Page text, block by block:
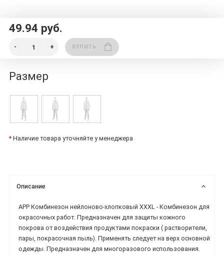
49.94 руб.
КУПИТЬ
Размер
* Наличие товара уточняйте у менеджера
Описание
APP Комбинезон нейлоново-хлопковый XXXL - Комбинезон для
окрасочных работ. Предназначен для защиты кожного
покрова от воздействия продуктами покраски ( растворители,
пары, покрасочная пыль). Применять следует на верх основной
одежды. Предназначен для многоразового использования.